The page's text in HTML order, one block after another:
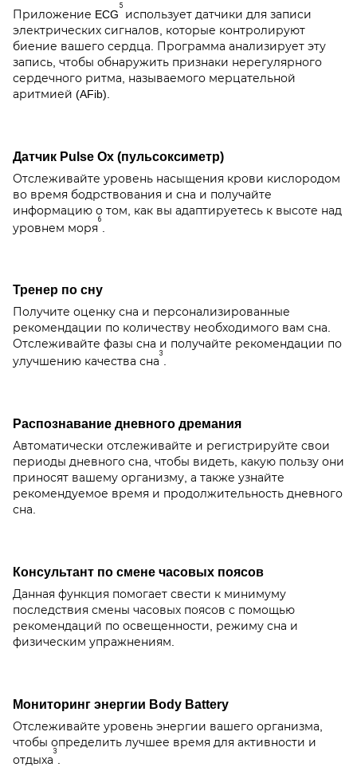
Приложение ECG
5
использует датчики для записи
электрических сигналов, которые контролируют
биение вашего сердца. Программа анализирует эту
запись, чтобы обнаружить признаки нерегулярного
сердечного ритма, называемого мерцательной
аритмией (AFib).
Датчик Pulse Ox (пульсоксиметр)
Отслеживайте уровень насыщения крови кислородом
во время бодрствования и сна и получайте
информацию о том, как вы адаптируетесь к высоте над
уровнем моря
6
Тренер по сну
Получите оценку сна и персонализированные
рекомендации по количеству необходимого вам сна.
Отслеживайте фазы сна и получайте рекомендации по
улучшению качества сна
3
.
Распознавание дневного дремания
Автоматически отслеживайте и регистрируйте свои
периоды дневного сна, чтобы видеть, какую пользу они
приносят вашему организму, а также узнайте
рекомендуемое время и продолжительность дневного
сна.
Консультант по смене часовых поясов
Данная функция помогает свести к минимуму
последствия смены часовых поясов с помощью
рекомендаций по освещенности, режиму сна и
физическим упражнениям.
Мониторинг энергии Body Battery
Отслеживайте уровень энергии вашего организма,
чтобы определить лучшее время для активности и
отдыха
3